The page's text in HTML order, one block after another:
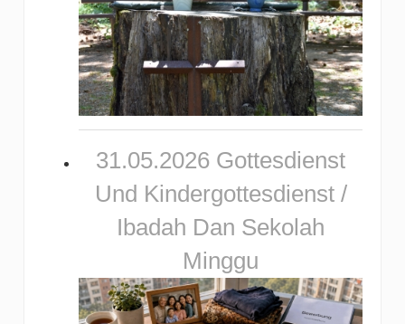
31.05.2026 Gottesdienst
Und Kindergottesdienst /
Ibadah Dan Sekolah
Minggu